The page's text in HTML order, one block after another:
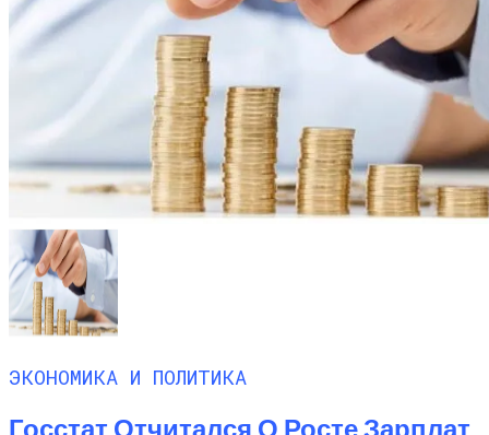
ЭКОНОМИКА И ПОЛИТИКА
Госстат Отчитался О Росте Зарплат